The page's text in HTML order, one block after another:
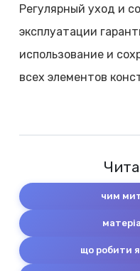
Регулярный уход и
эксплуатации
использование и
всех элементов
чим
що робити